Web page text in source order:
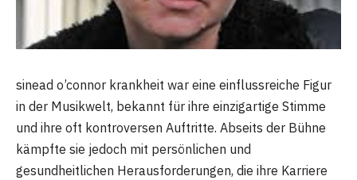
sinead o’connor krankheit war eine einflussreiche Figur
in der Musikwelt, bekannt für ihre einzigartige Stimme
und ihre oft kontroversen Auftritte. Abseits der Bühne
kämpfte sie jedoch mit persönlichen und
gesundheitlichen Herausforderungen, die ihre Karriere